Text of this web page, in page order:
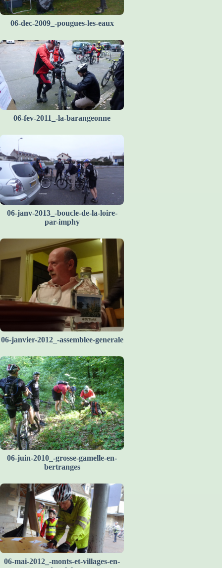
06-dec-2009_-pougues-les-eaux
06-fev-2011_-la-barangeonne
06-janv-2013_-boucle-de-la-loire-
par-imphy
06-janvier-2012_-assemblee-generale
06-juin-2010_-grosse-gamelle-en-
bertranges
06-mai-2012_-monts-et-villages-en-